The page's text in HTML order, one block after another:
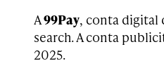
A99Pay, conta digital
search. A conta
2025.